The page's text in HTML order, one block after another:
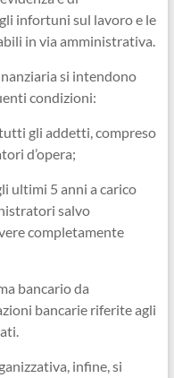
infortuni sul lavoro e le
in via amministrativa.
si intendono
condizioni:
tutti gli addetti, compreso
d’opera;
ultimi 5 anni a carico
salvo
completamente
bancario da
bancarie riferite agli
infine, si